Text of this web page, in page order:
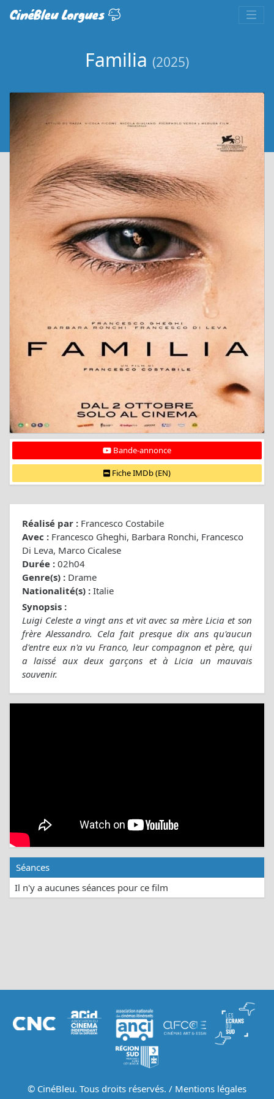
CinéBleu Lorgues
Familia (2025)
Bande-annonce
Fiche IMDb (EN)
Réalisé par : Francesco Costabile
Avec : Francesco Gheghi, Barbara Ronchi, Francesco
Di Leva, Marco Cicalese
Durée : 02h04
Genre(s) : Drame
Nationalité(s) : Italie
Synopsis :
Luigi Celeste a vingt ans et vit avec sa mère Licia et son
frère Alessandro. Cela fait presque dix ans qu'aucun
d'entre eux n'a vu Franco, leur compagnon et père, qui
a laissé aux deux garçons et à Licia un mauvais
souvenir.
Séances
Il n'y a aucunes séances pour ce film
© CinéBleu. Tous droits réservés. / Mentions légales